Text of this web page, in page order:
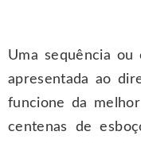
Uma sequência ou
apresentada ao
funcione da
centenas de